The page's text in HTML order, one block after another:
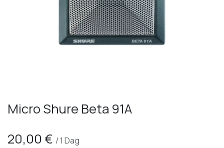
Micro Shure Beta 91A
20,00 € /1 Dag